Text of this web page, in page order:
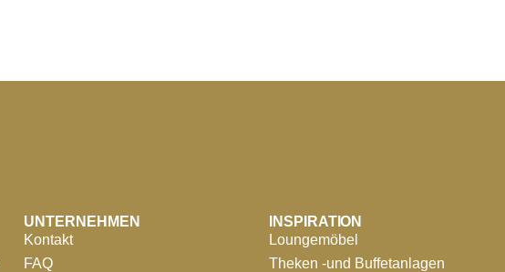
UNTERNEHMEN
Kontakt
FAQ
INSPIRATION
Loungemöbel
Theken -und Buffetanlagen